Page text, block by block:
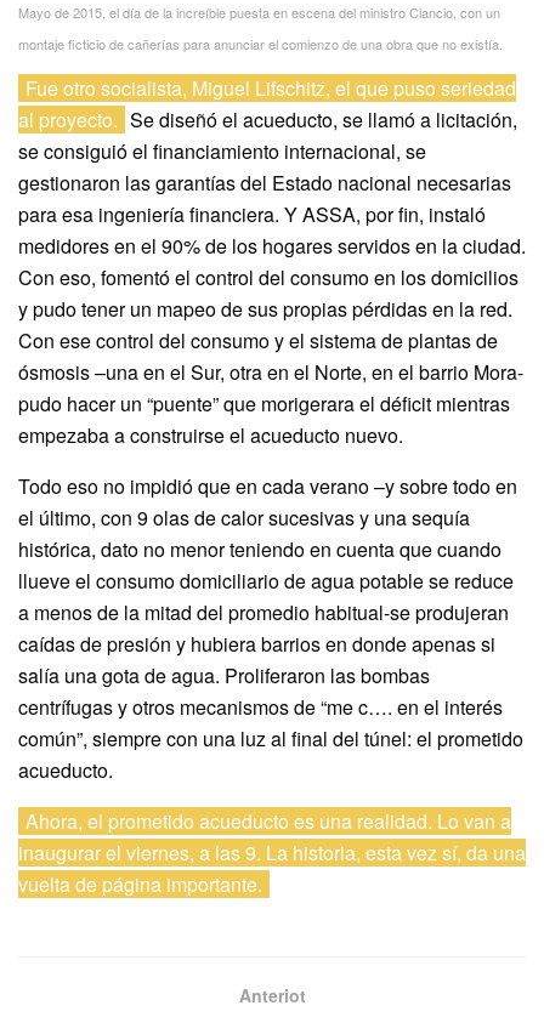
Mayo de 2015, el día de la increíble puesta en escena del ministro Ciancio, con un
montaje ficticio de cañerías para anunciar el comienzo de una obra que no existía.
Fue otro socialista, Miguel Lifschitz, el que puso seriedad
al proyecto. Se diseñó el acueducto, se llamó a licitación,
se consiguió el financiamiento internacional, se
gestionaron las garantías del Estado nacional necesarias
para esa ingeniería financiera. Y ASSA, por fin, instaló
medidores en el 90% de los hogares servidos en la ciudad.
Con eso, fomentó el control del consumo en los domicilios
y pudo tener un mapeo de sus propias pérdidas en la red.
Con ese control del consumo y el sistema de plantas de
ósmosis –una en el Sur, otra en el Norte, en el barrio Mora-
pudo hacer un “puente” que morigerara el déficit mientras
empezaba a construirse el acueducto nuevo.
Todo eso no impidió que en cada verano –y sobre todo en
el último, con 9 olas de calor sucesivas y una sequía
histórica, dato no menor teniendo en cuenta que cuando
llueve el consumo domiciliario de agua potable se reduce
a menos de la mitad del promedio habitual-se produjeran
caídas de presión y hubiera barrios en donde apenas si
salía una gota de agua. Proliferaron las bombas
centrífugas y otros mecanismos de “me c…. en el interés
común”, siempre con una luz al final del túnel: el prometido
acueducto.
Ahora, el prometido acueducto es una realidad. Lo van a
inaugurar el viernes, a las 9. La historia, esta vez sí, da una
vuelta de página importante.
Anteriot